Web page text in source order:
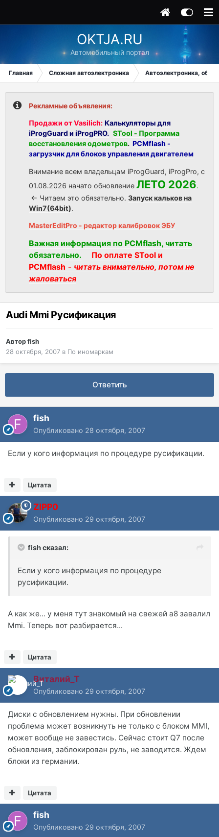
OKTJA.RU
Автомобильный портал
Главная Сложная автоэлектроника Автоэлектроника,
Рекламные объявления:
Продажи от Vasilich: Калькуляторы для
iProgGuard и iProgPRO. STool - Программа
восстановления одометров. PCMflash -
загрузчик для блоков управления двигателем
Внимание всем владельцам iProgGuard, iProgPro, с
01.08.2026 начато обновление ЛЕТО 2026.
<- Читаем это обязательно. Запуск кальков на
Win7(64bit).
MasterEditPro - редактор калибровок ЭБУ
Важная информация по PCMflash, читать
обязательно.
По оплате STool и
PCMflash - читать внимательно, потом не
жаловаться
Audi Mmi Русификация
Авторfish
28 октября, 2007 в По иномаркам
Ответить
fish
Опубликовано 28 октября, 2007
Если у кого информация по процедуре русификации.
Цитата
ZIPP0
Опубликовано 29 октября, 2007
fish сказал:
Если у кого информация по процедуре
русификации.
А как же... у меня тут знакомый на свежей а8 завалил
Mmi. Теперь вот разбирается...
Цитата
Виталий_Т
Опубликовано 29 октября, 2007
Диски с обновлением нужны. При обновлении
проблема может возникнуть не только с блоком MMI,
может вообще не завестись. Сейчас стоит Q7 после
обновления, заблокирован руль, не заводится. Ждем
блоки из германии.
Цитата
fish
Опубликовано 29 октября, 2007